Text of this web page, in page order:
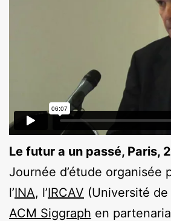
Le futur a un passé, Paris,
Journée d’étude organisée
l’INA, l’IRCAV (Université
ACM Siggraph en